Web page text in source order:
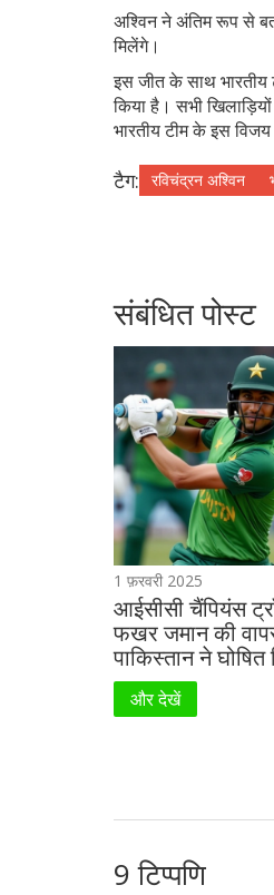
अश्विन ने अंतिम रूप से
मिलेंगे।
इस जीत के साथ
किया है। सभी
भारतीय टीम के इस
टैग: रविचंद्रन अश्विन
संबंधित पोस्ट
1 फ़रवरी 2025
आईसीसी चैंपियंस
फखर जमान की
पाकिस्तान ने
और देखें
9 टिप्पणि